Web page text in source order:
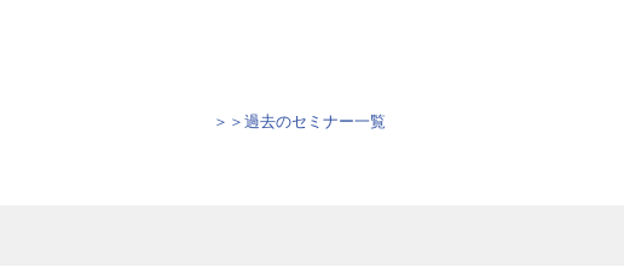
＞＞過去のセミナー一覧